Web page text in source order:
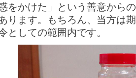
をかけた」という善意から
ります。もちろん、当方は
としての範囲内です。